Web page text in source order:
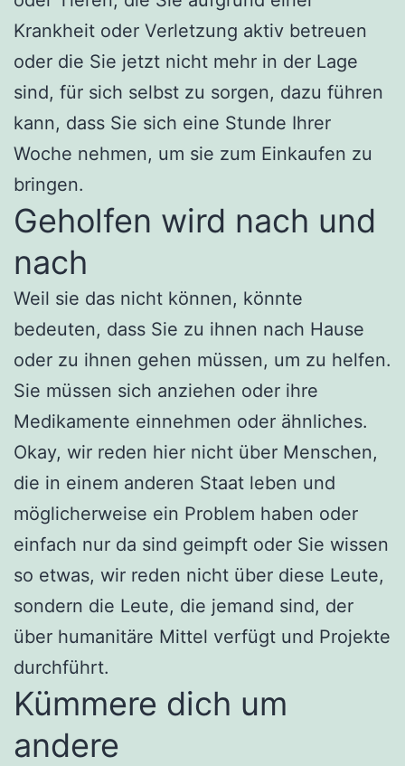
Krankheit oder Verletzung aktiv betreuen
oder die Sie jetzt nicht mehr in der Lage
sind, für sich selbst zu sorgen, dazu führen
kann, dass Sie sich eine Stunde Ihrer
Woche nehmen, um sie zum Einkaufen zu
bringen.
Geholfen wird nach und
nach
Weil sie das nicht können, könnte
bedeuten, dass Sie zu ihnen nach Hause
oder zu ihnen gehen müssen, um zu helfen.
Sie müssen sich anziehen oder ihre
Medikamente einnehmen oder ähnliches.
Okay, wir reden hier nicht über Menschen,
die in einem anderen Staat leben und
möglicherweise ein Problem haben oder
einfach nur da sind geimpft oder Sie wissen
so etwas, wir reden nicht über diese Leute,
sondern die Leute, die jemand sind, der
über humanitäre Mittel verfügt und Projekte
durchführt.
Kümmere dich um
andere